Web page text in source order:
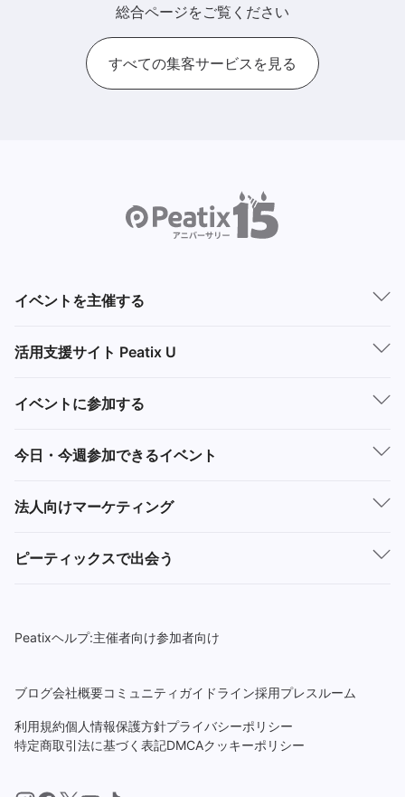
総合ページをご覧ください
すべての集客サービスを見る
イベントを主催する
活用支援サイト Peatix U
イベントに参加する
今日・今週参加できるイベント
法人向けマーケティング
ピーティックスで出会う
Peatixヘルプ:主催者向け参加者向け
ブログ会社概要コミュニティガイドライン採用プレスルーム
利用規約個人情報保護方針プライバシーポリシー
特定商取引法に基づく表記DMCAクッキーポリシー